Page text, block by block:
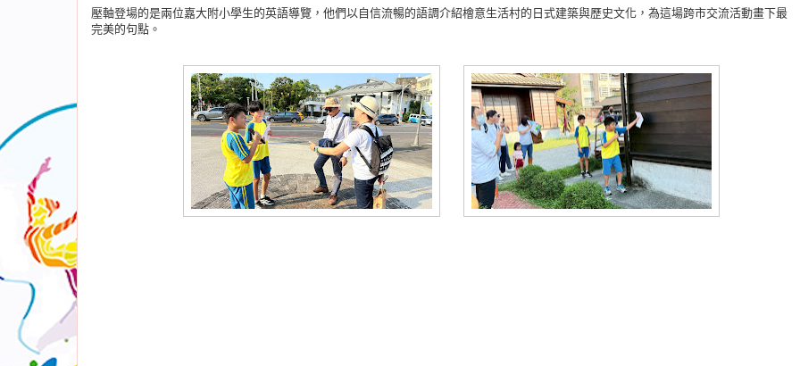
壓軸登場的是兩位嘉大附小學生的英語導覽，他們以自信流暢的語調介紹檜意生活村的日式建築與歷史文化，為這場跨市交流活動畫下最
完美的句點。